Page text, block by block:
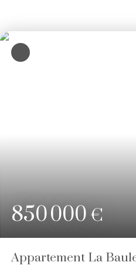
850 000€
Appartement La